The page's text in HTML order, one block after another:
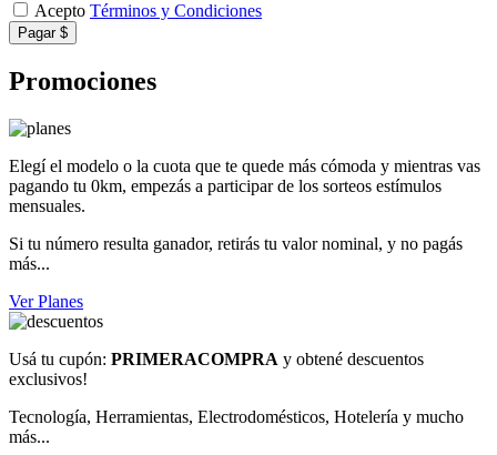
Acepto Términos y Condiciones
Pagar $
Promociones
Elegí el modelo o la cuota que te quede más cómoda y mientras vas
pagando tu 0km, empezás a participar de los sorteos estímulos
mensuales.
Si tu número resulta ganador, retirás tu valor nominal, y no pagás
más...
Ver Planes
Usá tu cupón: PRIMERACOMPRA y obtené descuentos
exclusivos!
Tecnología, Herramientas, Electrodomésticos, Hotelería y mucho
más...